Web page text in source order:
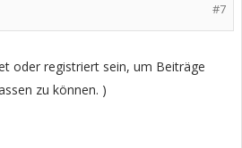
#7
oder registriert sein, um Beiträge
zu können. )